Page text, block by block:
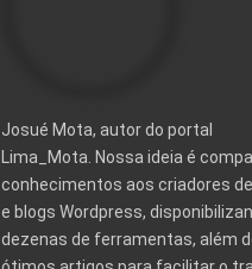
Josué Mota, autor do portal
Lima_Mota. Nossa ideia é
conhecimentos aos criadores
e blogs Wordpress,
dezenas de ferramentas, além